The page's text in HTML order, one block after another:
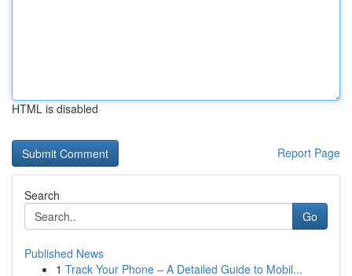
HTML is disabled
Report Page
Search
Go
Published News
1 Track Your Phone – A Detailed Guide to Mobil...